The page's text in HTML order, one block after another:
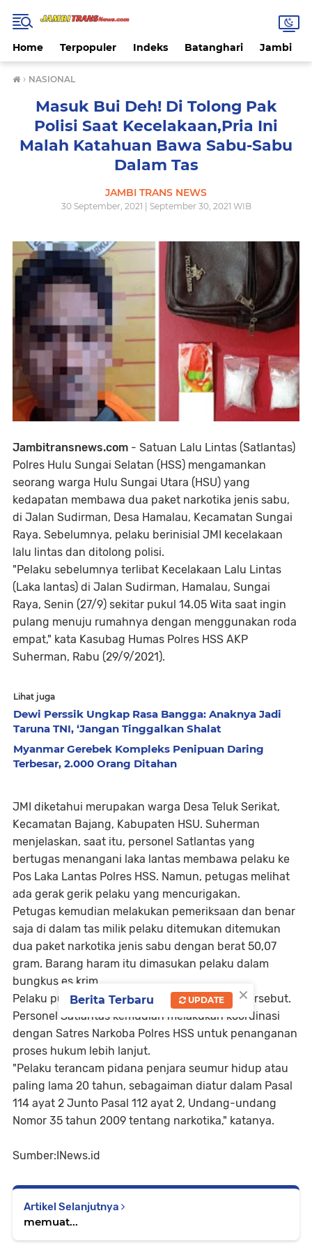
Home Terpopuler Indeks Batanghari Jambi
› NASIONAL
Masuk Bui Deh! Di Tolong Pak
Polisi Saat Kecelakaan,Pria Ini
Malah Katahuan Bawa Sabu-Sabu
Dalam Tas
JAMBI TRANS NEWS
30 September, 2021 | September 30, 2021 WIB
Jambitransnews.com - Satuan Lalu Lintas (Satlantas)
Polres Hulu Sungai Selatan (HSS) mengamankan
seorang warga Hulu Sungai Utara (HSU) yang
kedapatan membawa dua paket narkotika jenis sabu,
di Jalan Sudirman, Desa Hamalau, Kecamatan Sungai
Raya. Sebelumnya, pelaku berinisial JMI kecelakaan
lalu lintas dan ditolong polisi.
"Pelaku sebelumnya terlibat Kecelakaan Lalu Lintas
(Laka lantas) di Jalan Sudirman, Hamalau, Sungai
Raya, Senin (27/9) sekitar pukul 14.05 Wita saat ingin
pulang menuju rumahnya dengan menggunakan roda
empat," kata Kasubag Humas Polres HSS AKP
Suherman, Rabu (29/9/2021).
Lihat juga
Dewi Perssik Ungkap Rasa Bangga: Anaknya Jadi
Taruna TNI, ‘Jangan Tinggalkan Shalat
Myanmar Gerebek Kompleks Penipuan Daring
Terbesar, 2.000 Orang Ditahan
JMI diketahui merupakan warga Desa Teluk Serikat,
Kecamatan Bajang, Kabupaten HSU. Suherman
menjelaskan, saat itu, personel Satlantas yang
bertugas menangani laka lantas membawa pelaku ke
Pos Laka Lantas Polres HSS. Namun, petugas melihat
ada gerak gerik pelaku yang mencurigakan.
Petugas kemudian melakukan pemeriksaan dan benar
saja di dalam tas milik pelaku ditemukan ditemukan
dua paket narkotika jenis sabu dengan berat 50,07
gram. Barang haram itu dimasukan pelaku dalam
bungkus es krim.
Pelaku pun mengakui kepemilikan narkotika tersebut.
Personel Satlantas kemudian melakukan koordinasi
dengan Satres Narkoba Polres HSS untuk penanganan
proses hukum lebih lanjut.
"Pelaku terancam pidana penjara seumur hidup atau
paling lama 20 tahun, sebagaiman diatur dalam Pasal
114 ayat 2 Junto Pasal 112 ayat 2, Undang-undang
Nomor 35 tahun 2009 tentang narkotika," katanya.
Sumber:INews.id
Artikel Selanjutnya
memuat...
×
Berita Terbaru UPDATE